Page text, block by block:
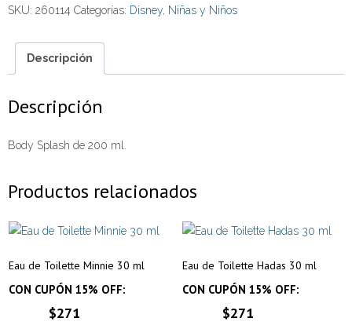
200
cantidad
SKU: 260114 Categorías: Disney Niñas y Niños
Descripción
Descripción
Body Splash de 200 ml.
Productos relacionados
Eau de Toilette Minnie 30 ml
CON CUPÓN 15% OFF:
$271
Eau de Toilette Hadas 30 ml
CON CUPÓN 15% OFF:
$271